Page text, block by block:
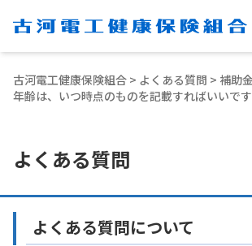
古河電工健康保険組合 > よくある質問 > 補助
年齢は、いつ時点のものを記載すればいいで
よくある質問
よくある質問について